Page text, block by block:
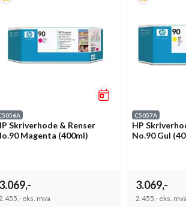
Skriverhode & Renser
Magenta (400ml)
3.069,-
eks. mva
C5057A
HP
No.90 Gul
3.069,-
2.455,- eks. mva